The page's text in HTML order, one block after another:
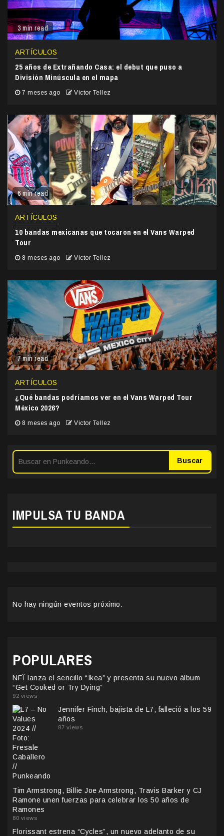
3 min read
ARTÍCULOS
25 años de Extrañando Casa: el debut que puso a
División Minúscula en el mapa
7 meses ago Victor Tellez
6 min read
ARTÍCULOS
10 bandas mexicanas que tocaron en el Vans Warped
Tour
8 meses ago Victor Tellez
7 min read
ARTÍCULOS
¿Qué bandas podríamos ver en el Vans Warped Tour
México 2026?
8 meses ago Victor Tellez
Buscar
IMPULSA TU BANDA
No hay ningún eventos próximo.
POPULARES
NFÏ lanza el sencillo “Ikea” y presenta su nuevo álbum
“Get Cooked or Try Dying”
92 views
Jennifer Finch, bajista de L7, falleció a los 59
años
87 views
Tim Armstrong, Billie Joe Armstrong, Travis Barker y CJ
Ramone unen fuerzas para celebrar los 50 años de
Ramones
80 views
Florissant estrena “Cycles”, un nuevo adelanto de su